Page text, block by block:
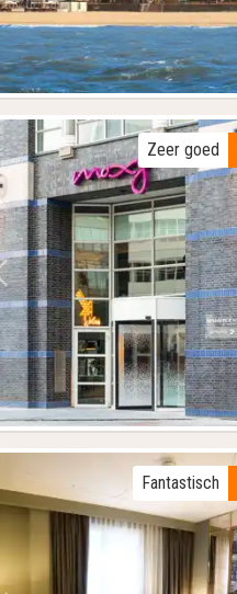
Vorige foto
Zeer goed
Fantastisch